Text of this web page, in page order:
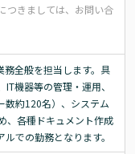
つきましては、お問い合
務全般を担当します。具
機器等の管理・運用、
数約120名）、システム
、各種ドキュメント作成
での勤務となります。